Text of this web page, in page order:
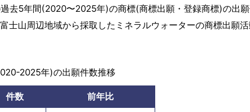
去5年間(2020〜2025年)の商標(商標出願・登録商標)の出
士山周辺地域から採取したミネラルウォーターの商標出願
2025年)の出願件数推移
件数
前年比